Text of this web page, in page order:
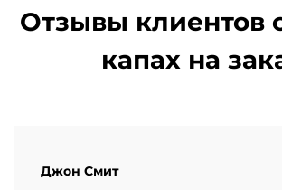
Отзывы клиентов
капах на
Джон Смит